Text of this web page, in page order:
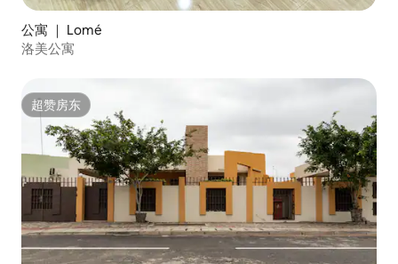
公寓 ｜ Lomé
洛美公寓
超赞房东
超赞房东